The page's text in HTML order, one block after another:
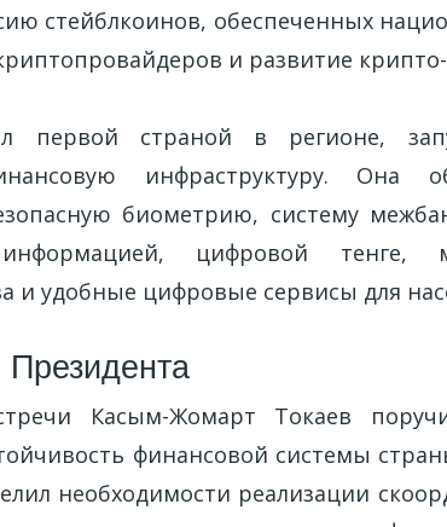
стейблкоинов, обеспеченных
и развитие
первой страной в регионе,
инфраструктуру. Она
биометрию, систему
информацией, цифровой
и удобные цифровые сервисы для
Касым-Жомарт Токаев
финансовой системы
необходимости реализации